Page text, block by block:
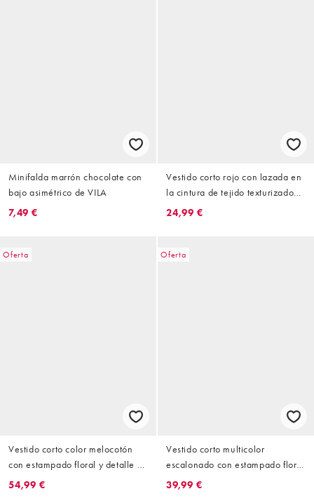
Minifalda marrón chocolate con
bajo asimétrico de VILA
7,49 €
Vestido corto rojo con lazada en
la cintura de tejido texturizado
mullido de VILA Petite
24,99 €
Oferta
Vestido corto color melocotón
con estampado floral y detalle de
volante de encaje enrejado de
54,99 €
Oferta
Vestido corto multicolor
escalonado con estampado floral
de VILA
39,99 €